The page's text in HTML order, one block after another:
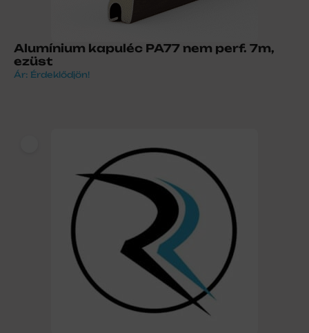
Alumínium kapuléc PA77 nem perf. 7m,
ezüst
Ár: Érdeklődjön!